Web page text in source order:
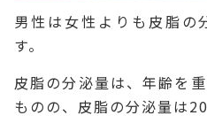
男性は女性よりも皮脂の
す。
皮脂の分泌量は、年齢を
ものの、皮脂の分泌量は20